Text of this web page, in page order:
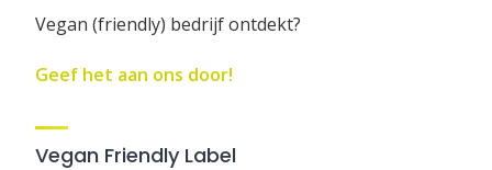
Vegan (friendly) bedrijf ontdekt?
Geef het aan ons door!
Vegan Friendly Label